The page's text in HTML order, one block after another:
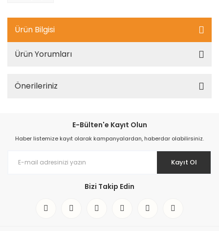
Ürün Bilgisi
Ürün Yorumları
Önerileriniz
E-Bülten'e Kayıt Olun
Haber listemize kayıt olarak kampanyalardan, haberdar olabilirsiniz.
Kayıt Ol
Bizi Takip Edin